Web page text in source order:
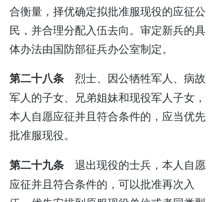
合衡量，择优确定拟批准服现役的应征公
民，并合理分配入伍去向。审定新兵的具
体办法由国防部征兵办公室制定。
第二十八条 烈士、因公牺牲军人、病故
军人的子女、兄弟姐妹和现役军人子女，
本人自愿应征并且符合条件的，应当优先
批准服现役。
第二十九条 退出现役的士兵，本人自愿
应征并且符合条件的，可以批准再次入